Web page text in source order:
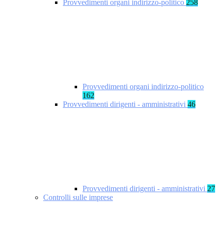
Provvedimenti organi indirizzo-politico 258
Provvedimenti organi indirizzo-politico
162
Provvedimenti dirigenti - amministrativi 46
Provvedimenti dirigenti - amministrativi 27
Controlli sulle imprese